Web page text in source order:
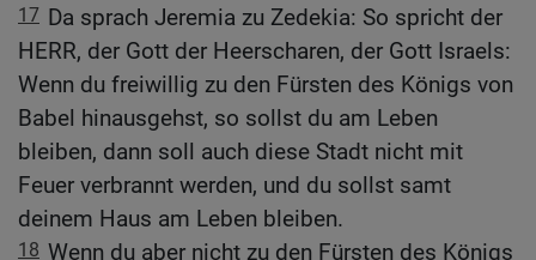
17 Da sprach Jeremia zu Zedekia: So spricht der
HERR, der Gott der Heerscharen, der Gott Israels:
Wenn du freiwillig zu den Fürsten des Königs von
Babel hinausgehst, so sollst du am Leben
bleiben, dann soll auch diese Stadt nicht mit
Feuer verbrannt werden, und du sollst samt
deinem Haus am Leben bleiben.
18 Wenn du aber nicht zu den Fürsten des Königs